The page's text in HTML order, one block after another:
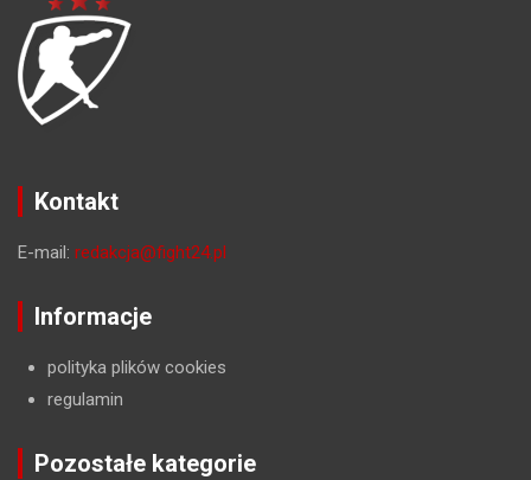
Kontakt
E-mail: redakcja@fight24.pl
Informacje
polityka plików cookies
regulamin
Pozostałe kategorie